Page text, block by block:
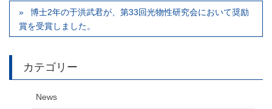
博士2年の于洪武君が、第33回光物性研究会において奨励
賞を受賞しました。
カテゴリー
News